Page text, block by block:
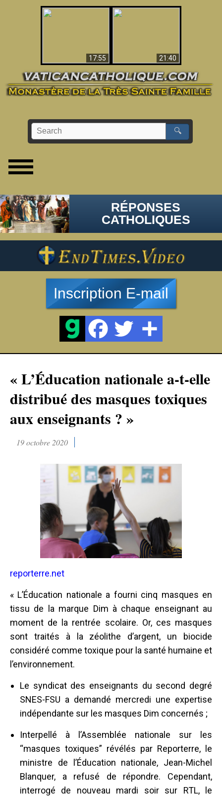
17:55
21:40
🔍
RÉPONSES
CATHOLIQUES
Inscription E-mail
« L’Éducation nationale a-t-elle
distribué des masques toxiques
aux enseignants ? »
19 octobre 2020
reporterre.net
« L’Éducation nationale a fourni cinq masques en
tissu de la marque Dim à chaque enseignant au
moment de la rentrée scolaire. Or, ces masques
sont traités à la zéolithe d’argent, un biocide
considéré comme toxique pour la santé humaine et
l’environnement.
Le syndicat des enseignants du second degré
SNES-FSU a demandé mercredi une expertise
indépendante sur les masques Dim concernés ;
Interpellé à l’Assemblée nationale sur les
“masques toxiques” révélés par Reporterre, le
ministre de l’Éducation nationale, Jean-Michel
Blanquer, a refusé de répondre. Cependant,
interrogé de nouveau mardi soir sur RTL, le